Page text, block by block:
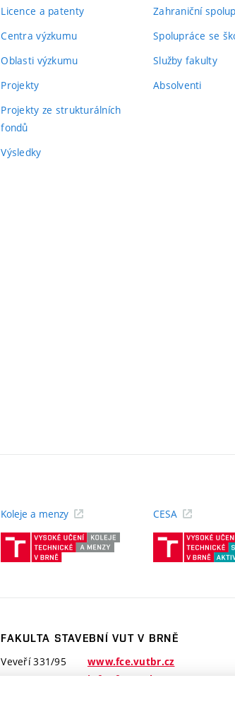
Licence a patenty
Centra výzkumu
Oblasti výzkumu
Projekty
Projekty ze strukturálních
fondů
Výsledky
Zahraniční
Spolupráce se
Služby fakulty
Absolventi
Koleje a menzy
(externí
CESA
FAKULTA STAVEBNÍ VUT V BRNĚ
Veveří 331/95
www.fce.vutbr.cz
info@fce.vutbr.cz